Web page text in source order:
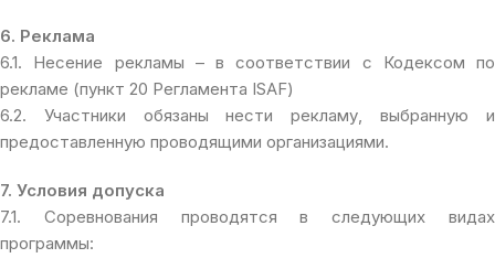
6. Реклама
6.1. Несение рекламы – в соответствии с Кодексом по
рекламе (пункт 20 Регламента ISAF)
6.2. Участники обязаны нести рекламу, выбранную и
предоставленную проводящими организациями.
7. Условия допуска
7.1. Соревнования проводятся в следующих видах
программы: